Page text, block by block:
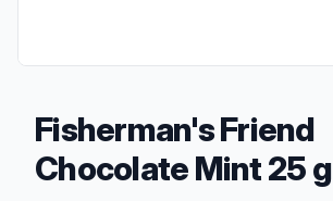
Fisherman's Friend
Chocolate Mint 25 g